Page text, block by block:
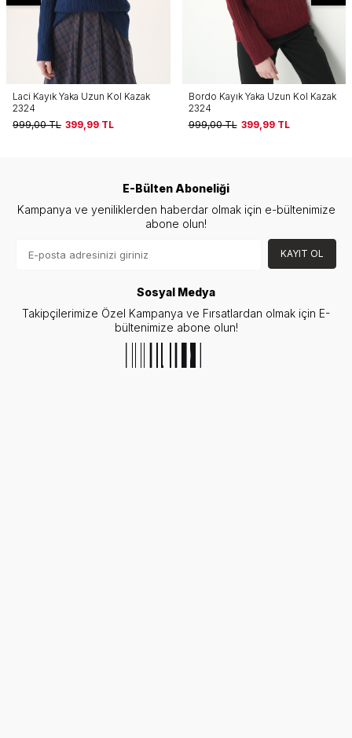
Bordo Kayık Yaka Uzun Kol Kazak
2324
999,00TL 399,99 TL
Yağ Yeşili Bisiklet Yaka Oversize
Kazak 2450
999,00TL 499,99 TL
E-Bülten Aboneliği
Kampanya ve yeniliklerden haberdar olmak için e-bültenimize
abone olun!
KAYIT OL
Sosyal Medya
Takipçilerimize Özel Kampanya ve Fırsatlardan olmak için E-
bültenimize abone olun!